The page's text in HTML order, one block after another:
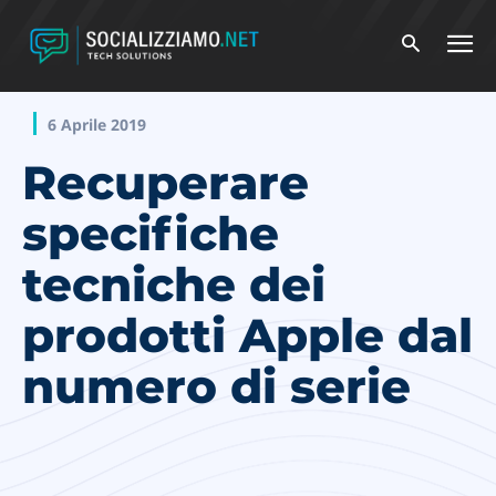
6 Aprile 2019
Recuperare
specifiche
tecniche dei
prodotti Apple dal
numero di serie